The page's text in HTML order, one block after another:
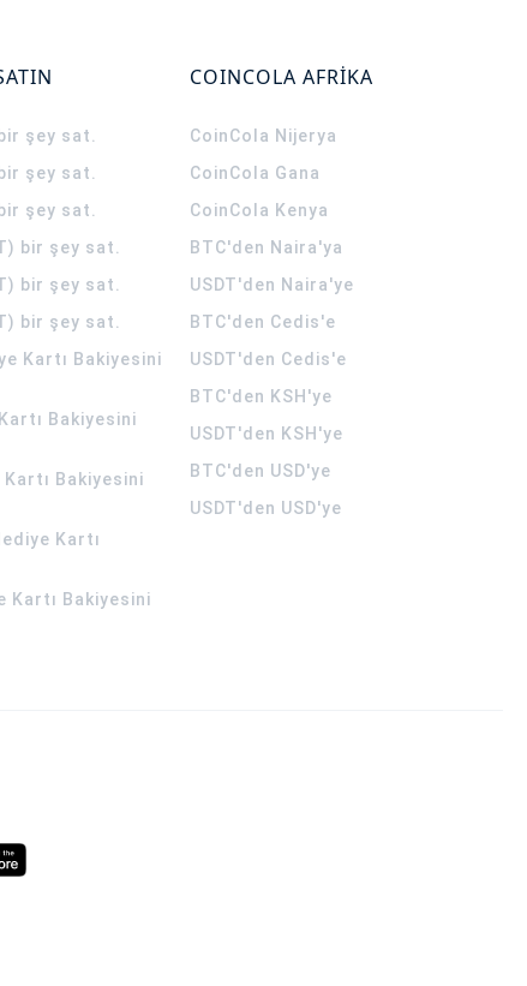
şey sat.
şey sat.
şey sat.
bir şey sat.
bir şey sat.
bir şey sat.
Kartı Bakiyesini
Bakiyesini
Bakiyesini
Kartı
Kartı Bakiyesini
COINCOLA AFRİKA
CoinCola Nijerya
CoinCola Gana
CoinCola Kenya
BTC'den Naira'ya
USDT'den Naira'ye
BTC'den Cedis'e
USDT'den Cedis'e
BTC'den KSH'ye
USDT'den KSH'ye
BTC'den USD'ye
USDT'den USD'ye